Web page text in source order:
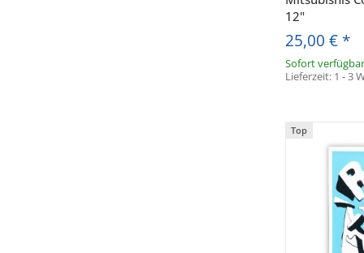
12"
25,00 € *
Sofort verfügbar
Lieferzeit: 1 - 3
Top
(insb.
Audiolith-
der
Anklicken